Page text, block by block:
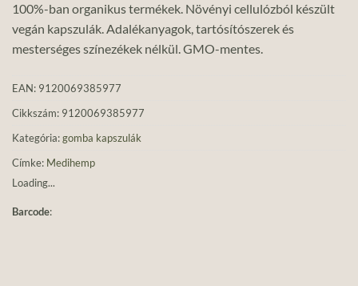
100%-ban organikus termékek. Növényi cellulózból készült
vegán kapszulák. Adalékanyagok, tartósítószerek és
mesterséges színezékek nélkül. GMO-mentes.
EAN: 9120069385977
Cikkszám: 9120069385977
Kategória:gomba kapszulák
Címke: Medihemp
Loading...
Barcode: